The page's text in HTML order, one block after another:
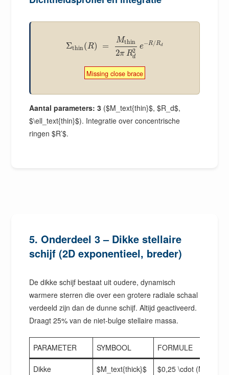
Σthin (R) =
Mthin
2π R2
d
e−R/Rd
Missing close brace
Aantal parameters: 3 ($M_text{thin}$, $R_d$,
$\ell_text{thin}$). Integratie over concentrische
ringen $R’$.
5. Onderdeel 3 – Dikke stellaire
schijf (2D exponentieel, breder)
De dikke schijf bestaat uit oudere, dynamisch
warmere sterren die over een grotere radiale schaal
verdeeld zijn dan de dunne schijf. Altijd geactiveerd.
Draagt 25% van de niet-bulge stellaire massa.
PARAMETER SYMBOOL FORMULE
Dikke
$M_text{thick}$
$0,25 \cdot (M_star –